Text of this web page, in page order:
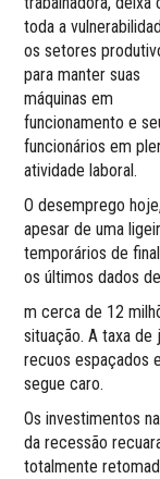
toda a
os setores
para manter suas
máquinas em
funcionamento e
funcionários em
atividade laboral.
O desemprego
apesar de uma
temporários de
os últimos dados
m cerca de 12
situação. A taxa de
recuos espaçados
segue caro.
Os investimentos
da recessão
totalmente